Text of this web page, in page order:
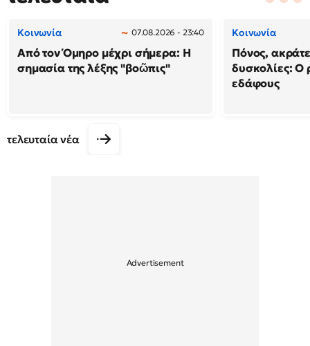
Κοινωνία 07.08.2026 - 23:40
Από τον Όμηρο μέχρι σήμερα: Η
σημασία της λέξης "βοῶπις"
Κοινωνία
Πόνος,
δυσκολίες: Ο
εδάφους
τελευταία νέα